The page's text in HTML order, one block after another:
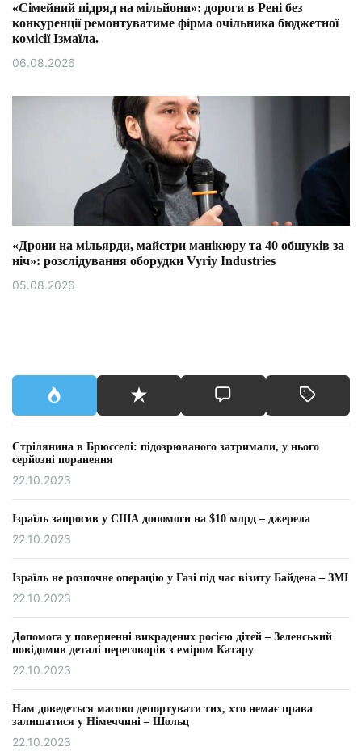
«Сімейний підряд на мільйони»: дороги в Рені без
конкуренції ремонтуватиме фірма очільника бюджетної
комісії Ізмаїла.
06.08.2026
«Дрони на мільярди, майстри манікюру та 40 обшуків за
ніч»: розслідування оборудки Vyriy Industries
05.08.2026
Стрілянина в Брюсселі: підозрюваного затримали, у нього
серйозні поранення
22.10.2023
Ізраїль запросив у США допомоги на $10 млрд – джерела
22.10.2023
Ізраїль не розпочне операцію у Газі під час візиту Байдена – ЗМІ
22.10.2023
Допомога у поверненні викрадених росією дітей – Зеленський
повідомив деталі переговорів з еміром Катару
22.10.2023
Нам доведеться масово депортувати тих, хто немає права
залишатися у Німеччині – Шольц
22.10.2023